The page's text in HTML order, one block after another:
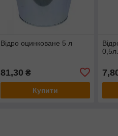
Відро оцинковане 5 л
81,30 ₴
Купити